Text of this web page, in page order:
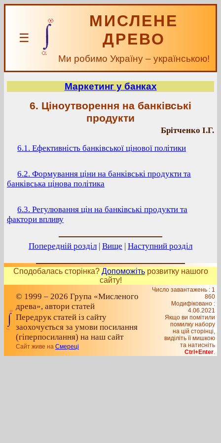
☰
МИСЛЕНЕ
ДРЕВО
Ми робимо Україну – українською!
Маркетинг у банках
6. Ціноутворення на банківські
продукти
Брітченко І.Г.
6.1. Ефективність банківської цінової політики
6.2. Формування ціни на банківські продукти та
банківська цінова політика
6.3. Регулювання цін на банківські продукти та
фактори впливу
Попередній розділ | Вище | Наступний розділ
Сподобалась сторінка? Допоможітьрозвитку нашого
сайту!
© 1999 – 2026 Група «Мисленого
древа», автори статей
Передрук статей із сайту
заохочується за умови посилання
(гіперпосилання) на наш сайт
Сайт живе на Смереці
Число завантажень : 1
860
Модифіковано :
4.06.2021
Якщо ви помітили
помилку набору
на цiй сторiнцi,
видiлiть її мишкою
та натисніть
Ctrl+Enter.